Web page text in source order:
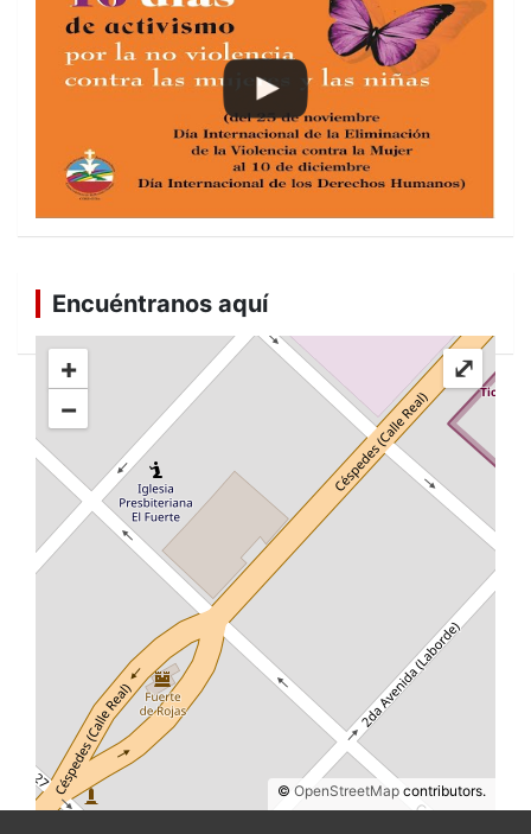
Encuéntranos aquí
+
−
© OpenStreetMap contributors.
⤢